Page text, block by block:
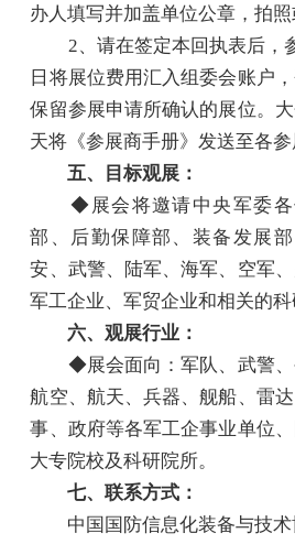
办人填写并加盖单位公章，拍照
2、请在签定本回执表后，
日将展位费用汇入组委会账户
保留参展申请所确认的展位。
天将《参展商手册》发送至各参
五、目标观展：
◆展会将邀请中央军委各
部、后勤保障部、装备发展
安、武警、陆军、海军、空军、
军工企业、军贸企业和相关的科
六、观展行业：
◆展会面向：军队、武警、
航空、航天、兵器、舰船、雷
事、政府等各军工企事业单位
大专院校及科研院所。
七、联系方式：
中国国防信息化装备与技术